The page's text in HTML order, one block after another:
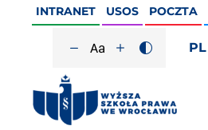
INTRANET USOS POCZTA
PL